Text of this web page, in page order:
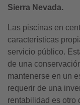
Sierra Nevada.
Las piscinas en
características
servicio público.
de una
mantenerse en un
requerir de una
rentabilidad es otro